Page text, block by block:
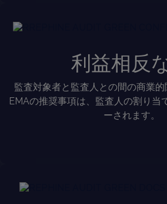
利益相反
監査対象者と監査人との間の商業
EMAの推奨事項は、監査人の割り当
ーされます。